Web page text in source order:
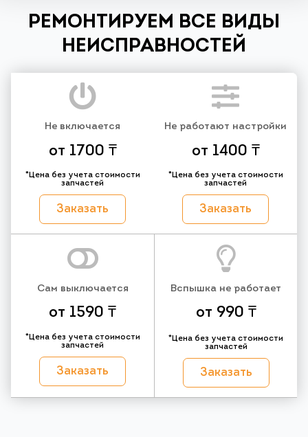
РЕМОНТИРУЕМ ВСЕ ВИДЫ
НЕИСПРАВНОСТЕЙ
Не включается
от 1700 ₸
*Цена без учета стоимости
запчастей
Заказать
Не работают настройки
от 1400 ₸
*Цена без учета стоимости
запчастей
Заказать
Сам выключается
от 1590 ₸
*Цена без учета стоимости
запчастей
Заказать
Вспышка не работает
от 990 ₸
*Цена без учета стоимости
запчастей
Заказать